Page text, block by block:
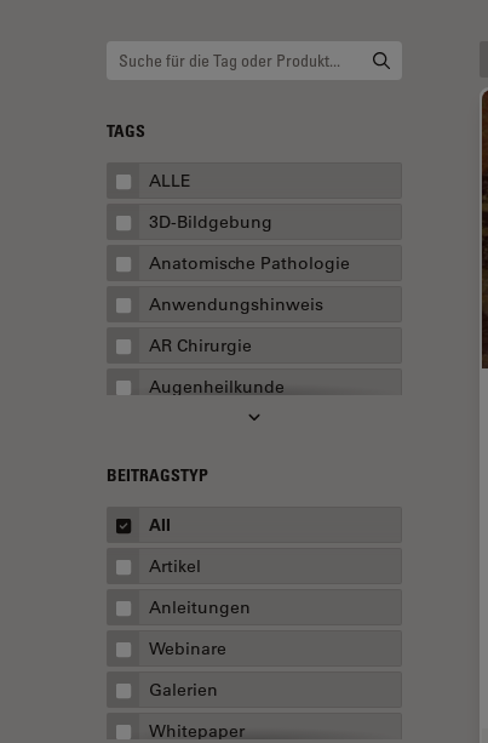
TAGS
ALLE
3D-Bildgebung
Anatomische Pathologie
Anwendungshinweis
AR Chirurgie
Augenheilkunde
Augmented Reality
Ausbildung
Transport
Batterieherstellung
Beschichtung
Beugungsbedingte
Auflösungsgrenze
BEITRAGSTYP
All
Artikel
Anleitungen
Webinare
Galerien
Whitepaper